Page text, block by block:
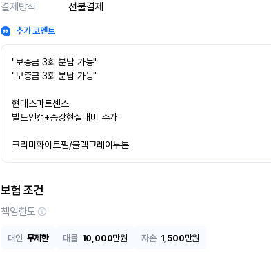
결제방식
선불결제
추가 코멘트
"보증금 3회 분납 가능"
"보증금 3회 분납 가능"
현대스마트센스
빌트인캠+증강현실내비 추가
크리미화이트펄/블랙그레이투톤
보험 조건
책임한도
대인 무제한 대물 10,000만원 자손 1,500만원